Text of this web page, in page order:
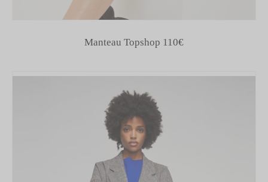
Manteau Topshop 110€
MODE, BEAUTÉ, DÉCO,
LIFESTYLE